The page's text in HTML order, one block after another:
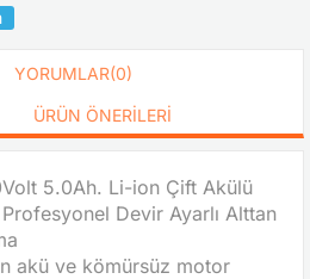
YORUMLAR(0)
ÜRÜN ÖNERILERI
5.0Ah. Li-ion Çift Akülü
Devir Ayarlı Alttan
akü ve kömürsüz motor